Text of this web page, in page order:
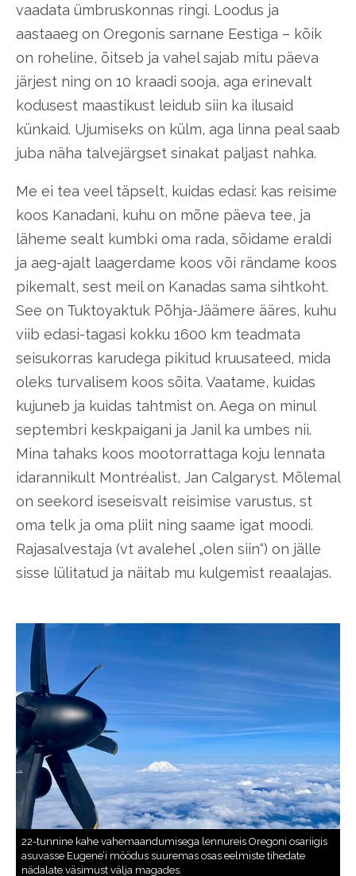
vaadata ümbruskonnas ringi. Loodus ja
aastaaeg on Oregonis sarnane Eestiga – kõik
on roheline, õitseb ja vahel sajab mitu päeva
järjest ning on 10 kraadi sooja, aga erinevalt
kodusest maastikust leidub siin ka ilusaid
künkaid. Ujumiseks on külm, aga linna peal saab
juba näha talvejärgset sinakat paljast nahka.
Me ei tea veel täpselt, kuidas edasi: kas reisime
koos Kanadani, kuhu on mõne päeva tee, ja
läheme sealt kumbki oma rada, sõidame eraldi
ja aeg-ajalt laagerdame koos või rändame koos
pikemalt, sest meil on Kanadas sama sihtkoht.
See on Tuktoyaktuk Põhja-Jäämere ääres, kuhu
viib edasi-tagasi kokku 1600 km teadmata
seisukorras karudega pikitud kruusateed, mida
oleks turvalisem koos sõita. Vaatame, kuidas
kujuneb ja kuidas tahtmist on. Aega on minul
septembri keskpaigani ja Janil ka umbes nii.
Mina tahaks koos mootorrattaga koju lennata
idarannikult Montréalist, Jan Calgaryst. Mõlemal
on seekord iseseisvalt reisimise varustus, st
oma telk ja oma pliit ning saame igat moodi.
Rajasalvestaja (vt avalehel „olen siin“) on jälle
sisse lülitatud ja näitab mu kulgemist reaalajas.